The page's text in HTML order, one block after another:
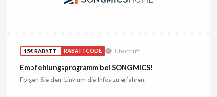
15€ RABATT RABATTCODE Überprüft
Empfehlungsprogramm bei SONGMICS!
Folgen Sie dem Link um die Infos zu erfahren.